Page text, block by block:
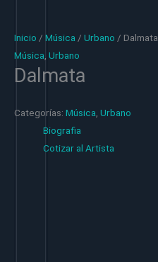
Inicio / Música / Urbano / Dalmata
Música Urbano
Dalmata
Categorías: Música Urbano
Biografia
Cotizar al Artista